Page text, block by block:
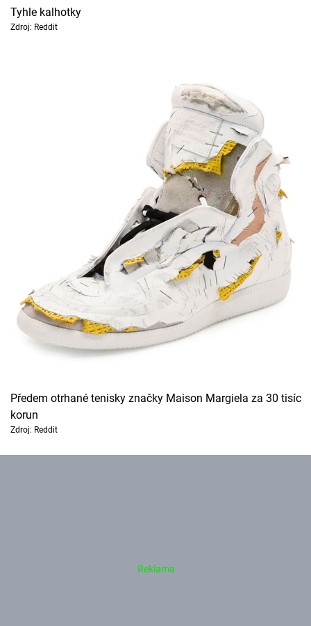
Tyhle kalhotky
Zdroj: Reddit
Předem otrhané tenisky značky Maison Margiela za 30 tisíc
korun
Zdroj: Reddit